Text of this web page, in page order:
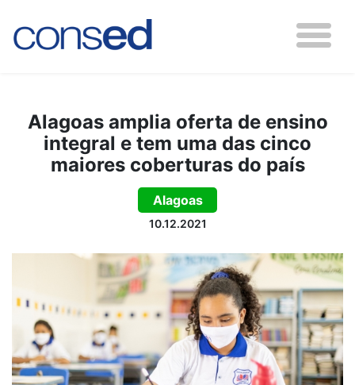
Alagoas amplia oferta de ensino
integral e tem uma das cinco
maiores coberturas do país
Alagoas
10.12.2021